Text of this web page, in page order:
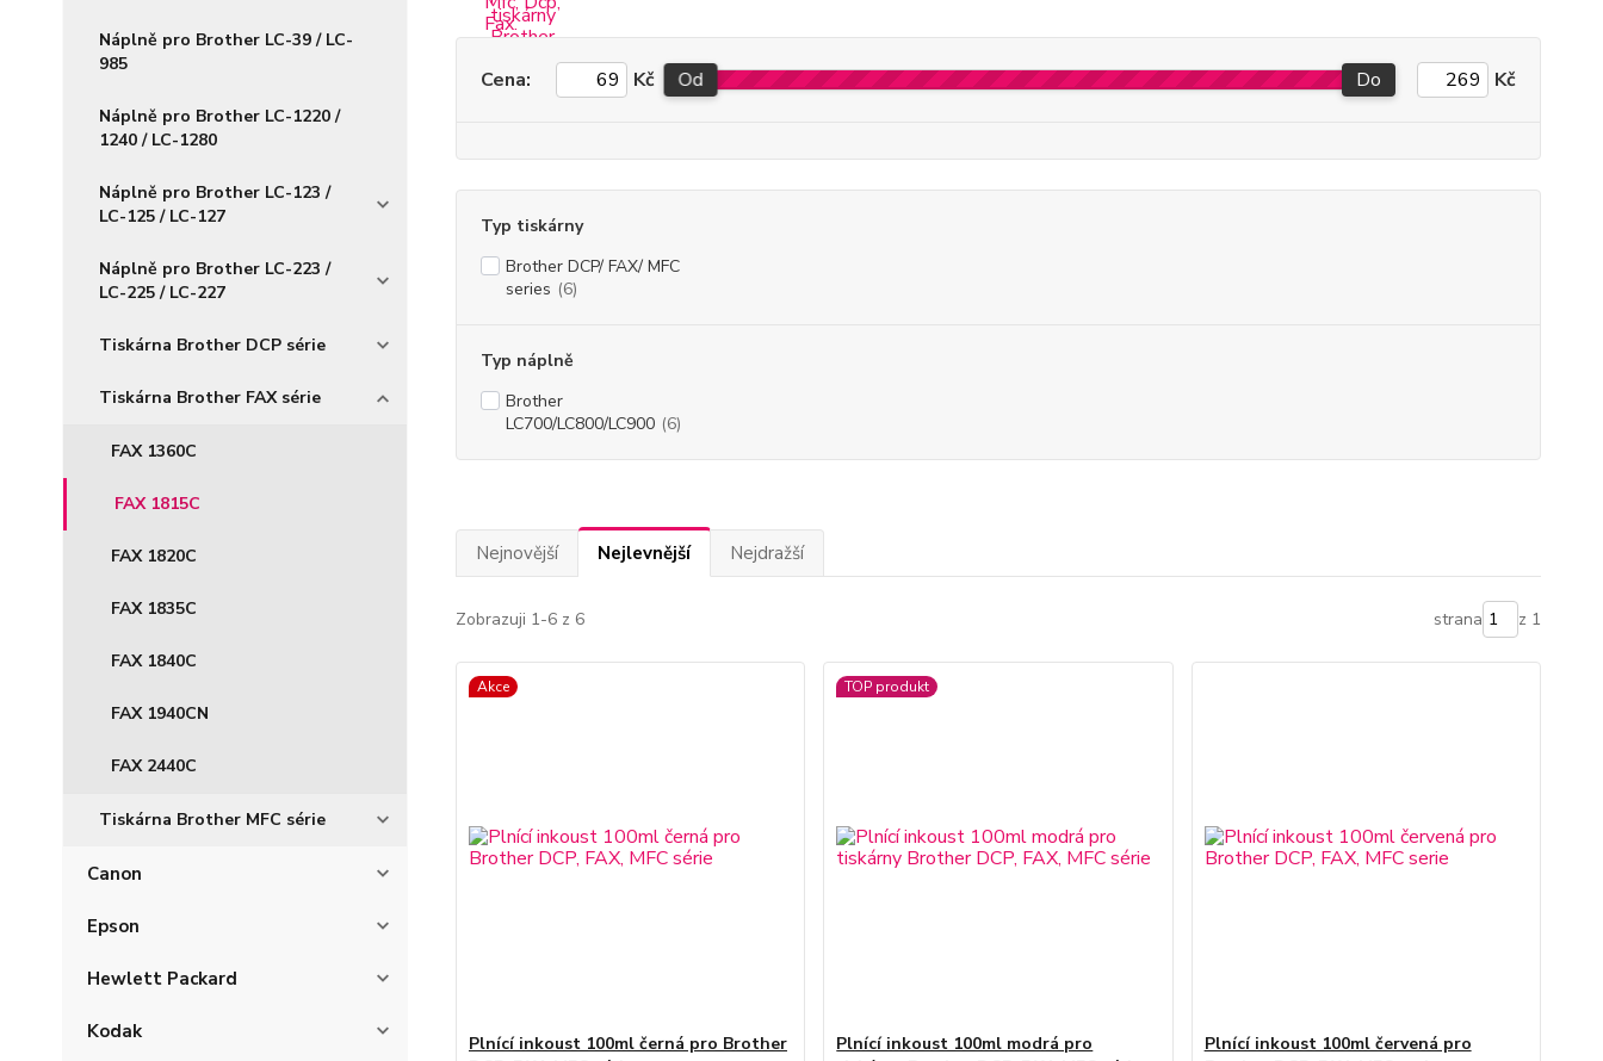
Náplně pro Brother LC-39 / LC-
985
Náplně pro Brother LC-1220 /
1240 / LC-1280
Náplně pro Brother LC-123 /
LC-125 / LC-127
Náplně pro Brother LC-223 /
LC-225 / LC-227
Tiskárna Brother DCP série
Tiskárna Brother FAX série
FAX 1360C
FAX 1815C
FAX 1820C
FAX 1835C
FAX 1840C
FAX 1940CN
FAX 2440C
Tiskárna Brother MFC série
Canon
Epson
Hewlett Packard
Kodak
Cena: Kč Od Do Kč
Typ tiskárny
Brother DCP/ FAX/ MFC
series (6)
Typ náplně
Brother
LC700/LC800/LC900 (6)
Nejnovější Nejlevnější Nejdražší
Zobrazuji 1-6 z 6 strana z 1
Akce
Plnící inkoust 100ml černá pro Brother
TOP produkt
Plnící inkoust 100ml modrá pro
Plnící inkoust 100ml červená pro